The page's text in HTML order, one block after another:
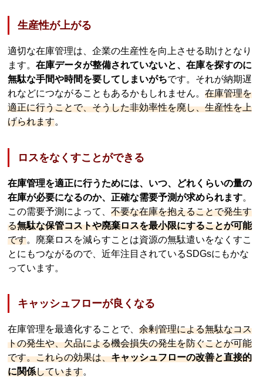
生産性が上がる
適切な在庫管理は、企業の生産性を向上させる助けとなり
ます。在庫データが整備されていないと、在庫を探すのに
無駄な手間や時間を要してしまいがちです。それが納期遅
れなどにつながることもあるかもしれません。在庫管理を
適正に行うことで、そうした非効率性を廃し、生産性を上
げられます。
ロスをなくすことができる
在庫管理を適正に行うためには、いつ、どれくらいの量の
在庫が必要になるのか、正確な需要予測が求められます。
この需要予測によって、不要な在庫を抱えることで発生す
る無駄な保管コストや廃棄ロスを最小限にすることが可能
です。廃棄ロスを減らすことは資源の無駄遣いをなくすこ
とにもつながるので、近年注目されているSDGsにもかな
っています。
キャッシュフローが良くなる
在庫管理を最適化することで、余剰管理による無駄なコス
トの発生や、欠品による機会損失の発生を防ぐことが可能
です。これらの効果は、キャッシュフローの改善と直接的
に関係しています。